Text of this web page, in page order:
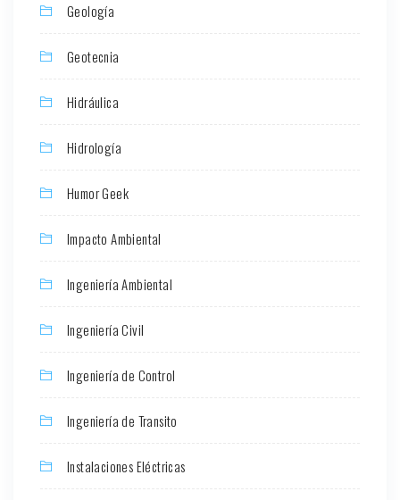
Geología
Geotecnia
Hidráulica
Hidrología
Humor Geek
Impacto Ambiental
Ingeniería Ambiental
Ingeniería Civil
Ingeniería de Control
Ingeniería de Transito
Instalaciones Eléctricas